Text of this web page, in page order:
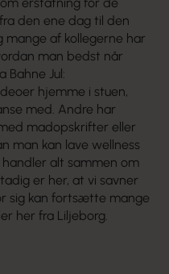
den ene dag til den
mange af kollegerne har
man bedst når
Bahne Jul:
hjemme i stuen,
med. Andre har
madopskrifter eller
man kan lave wellness
alt sammen om
er her, at vi savner
sig kan fortsætte mange
her fra Liljeborg.